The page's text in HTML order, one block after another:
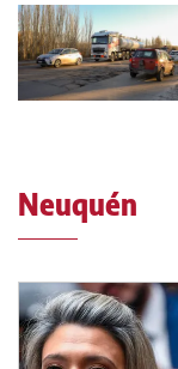
Neuquén